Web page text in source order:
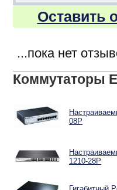
Оставить
...пока нет
Коммутаторы
08P
1210-28P